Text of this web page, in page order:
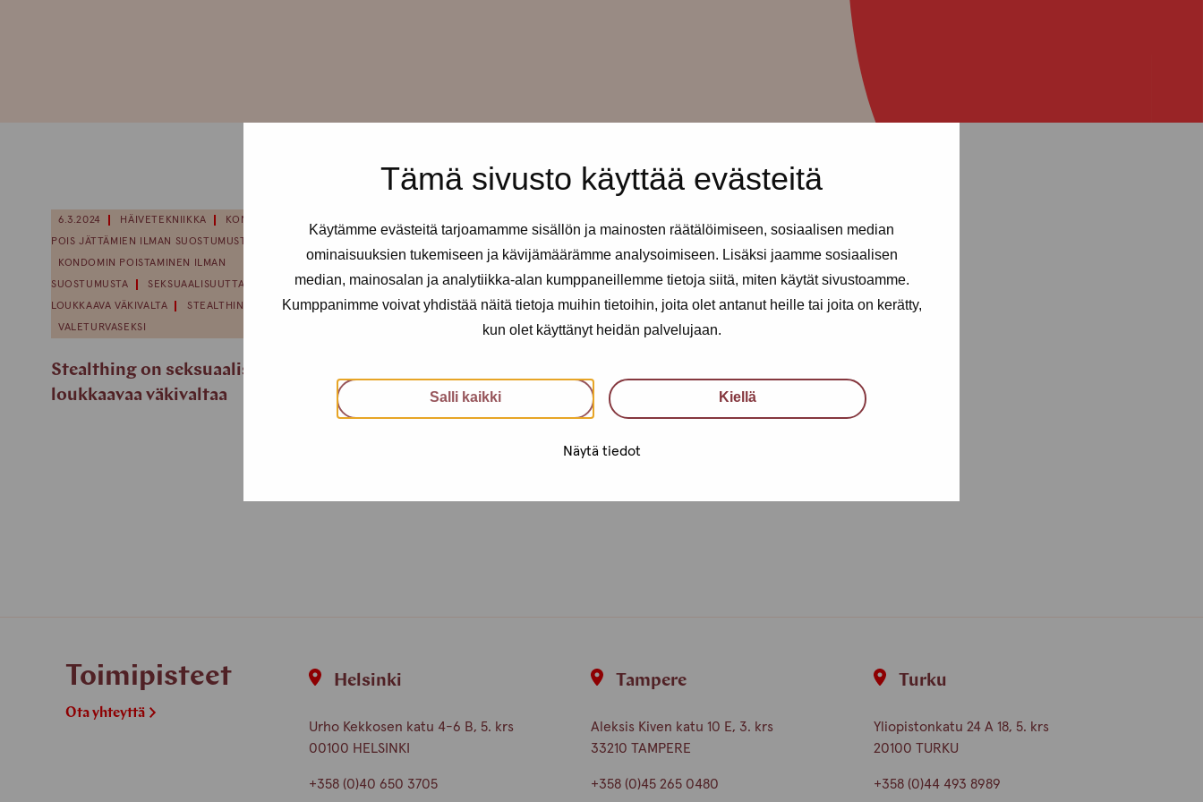
Tämä sivusto käyttää evästeitä
Käytämme evästeitä tarjoamamme sisällön ja mainosten räätälöimiseen, sosiaalisen median
ominaisuuksien tukemiseen ja kävijämäärämme analysoimiseen. Lisäksi jaamme sosiaalisen
median, mainosalan ja analytiikka-alan kumppaneillemme tietoja siitä, miten käytät sivustoamme.
Kumppanimme voivat yhdistää näitä tietoja muihin tietoihin, joita olet antanut heille tai joita on kerätty,
kun olet käyttänyt heidän palvelujaan.
Salli kaikki Kiellä
Näytä tiedot
6.3.2024 HÄIVETEKNIIKKA
KONDOMIN
POIS JÄTTÄMIEN ILMAN SUOSTUMUSTA
KONDOMIN POISTAMINEN ILMAN
SUOSTUMUSTA
SEKSUAALISUUTTA
LOUKKAAVA VÄKIVALTA
STEALTHING
VALETURVASEKSI
Stealthing on seksuaalisuutta
loukkaavaa väkivaltaa
Toimipisteet
Ota yhteyttä
Helsinki
Urho Kekkosen katu 4-6 B, 5. krs
00100 HELSINKI
+358 (0)40 650 3705
Tampere
Aleksis Kiven katu 10 E, 3. krs
33210 TAMPERE
+358 (0)45 265 0480
Turku
Yliopistonkatu 24 A 18, 5. krs
20100 TURKU
+358 (0)44 493 8989